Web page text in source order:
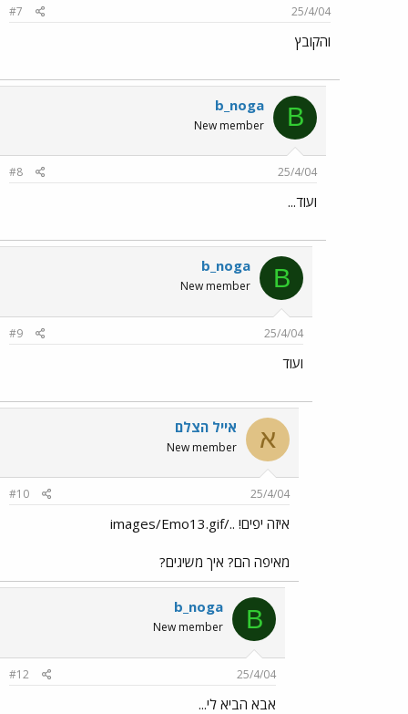
25/4/04
#7
והקובץ
B
b_noga
New member
25/4/04
#8
ועוד...
B
b_noga
New member
25/4/04
#9
ועוד
א אייל הצלם
New member
25/4/04
#10
איזה יפים! ../images/Emo13.gif
מאיפה הם? איך משיגים?
B
b_noga
New member
25/4/04
#12
אבא הביא לי...